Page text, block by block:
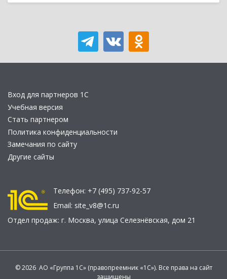
Вход для партнеров 1С
Учебная версия
Стать партнером
Политика конфиденциальности
Замечания по сайту
Другие сайты
Телефон: +7 (495) 737-92-57
Email: site_v8@1c.ru
Отдел продаж: г. Москва, улица Селезнёвская, дом 21
© 2026 АО «Группа 1С» (правопреемник «1С»). Все права на сайт
защищены